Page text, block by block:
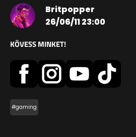
Britpopper
26/06/11 23:00
KÖVESS MINKET!
#gaming